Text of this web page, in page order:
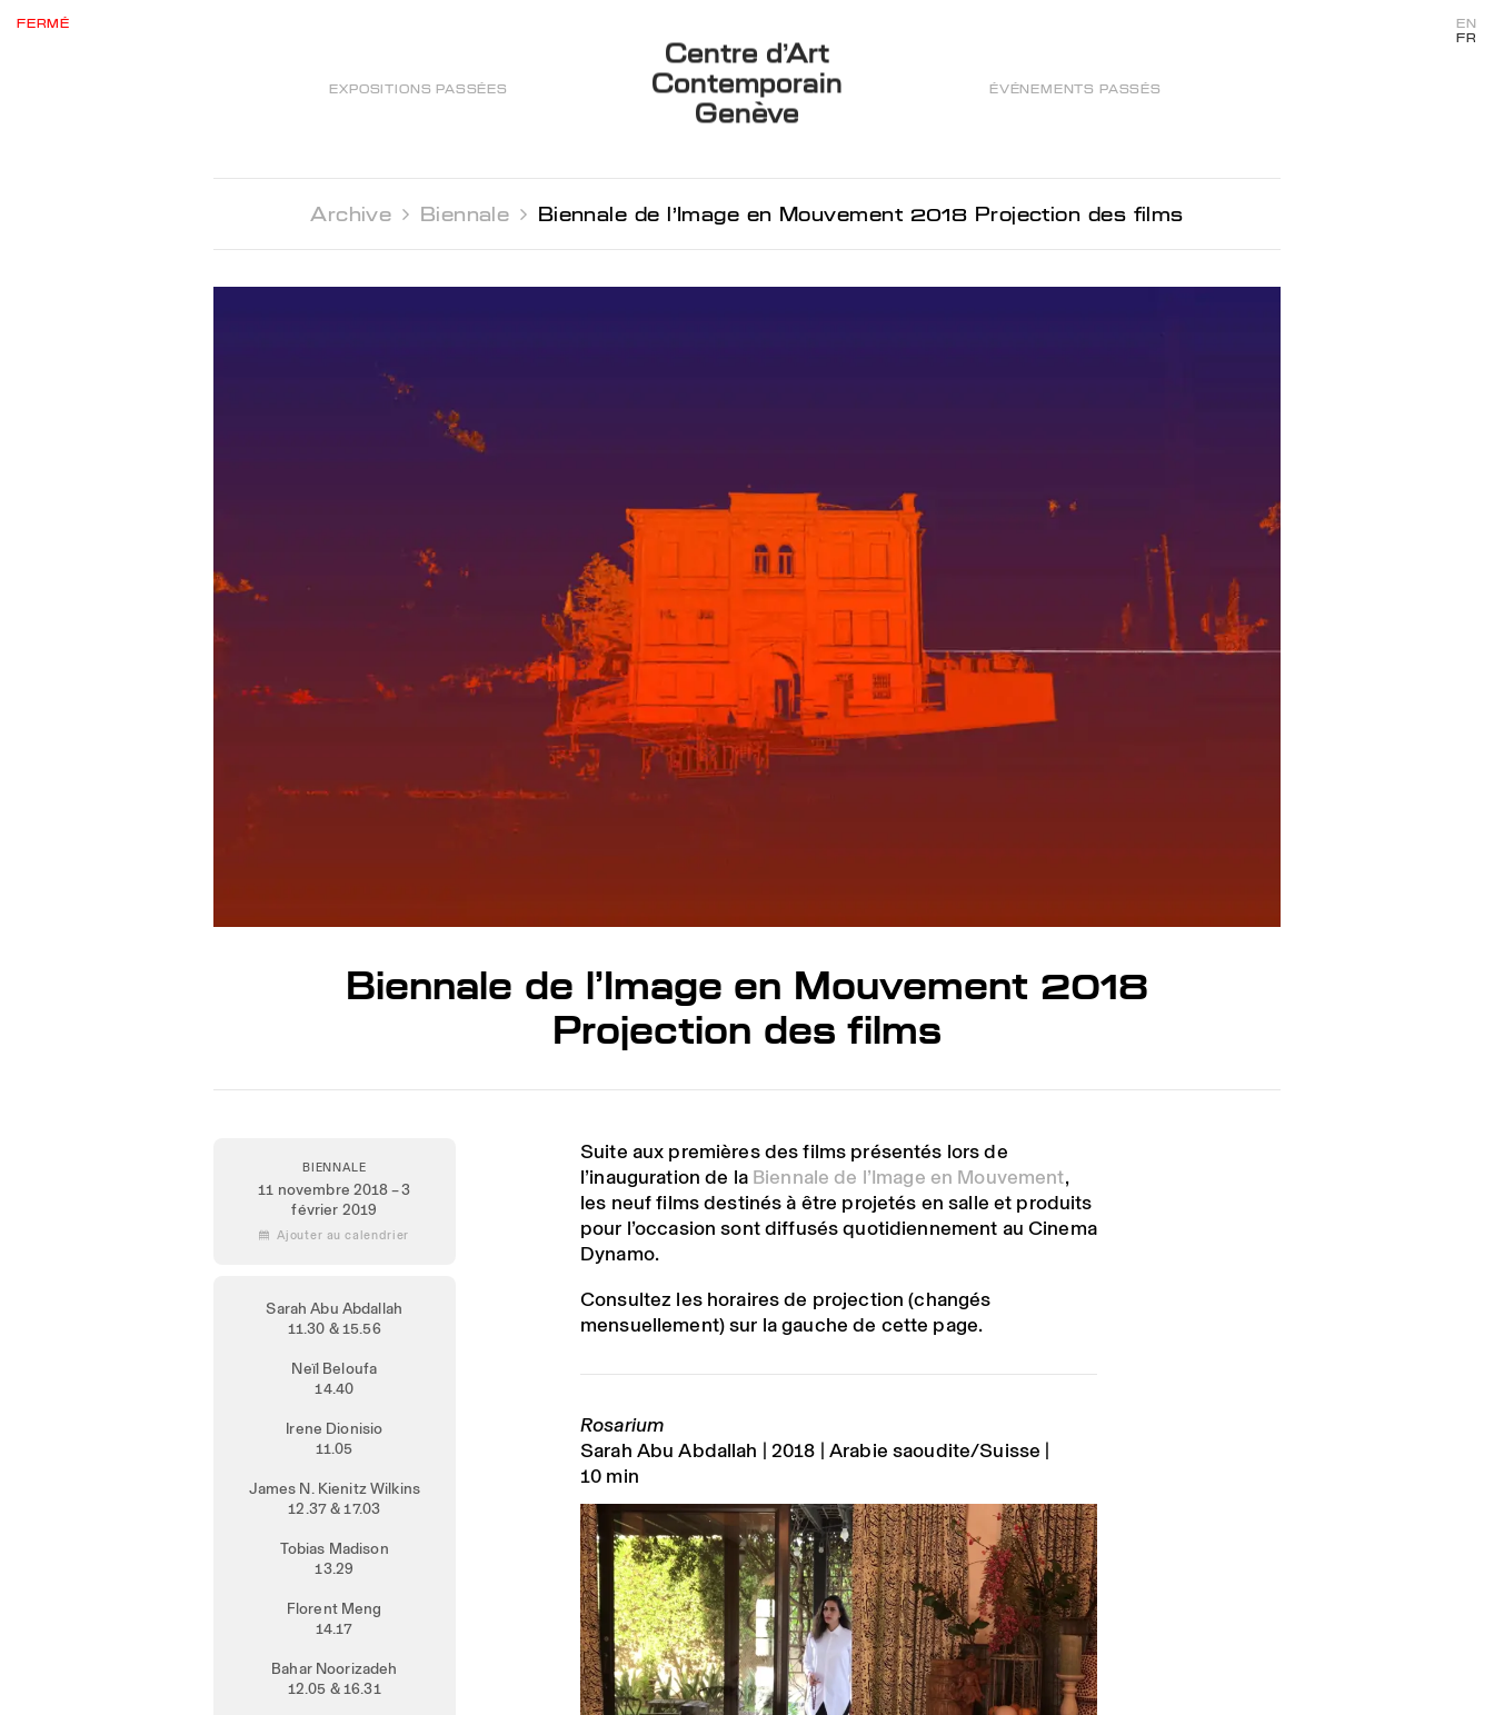
FERMÉ
EXPOSITIONS PASSÉES
Centre d’Art
Contemporain
Genève
ÉVÉNEMENTS PASSÉS
EN
FR
Archive  Biennale  Biennale de l'Image en Mouvement 2018 Projection des films
Biennale de l’Image en Mouvement 2018
Projection des films
BIENNALE
11 novembre 2018 – 3
février 2019
 Ajouter au calendrier
Sarah Abu Abdallah
11.30 & 15.56
Neïl Beloufa
14.40
Irene Dionisio
11.05
James N. Kienitz Wilkins
12.37 & 17.03
Tobias Madison
13.29
Florent Meng
14.17
Bahar Noorizadeh
12.05 & 16.31
Suite aux premières des films présentés lors de
l’inauguration de laBiennale de l’Image en Mouvement,
les neuf films destinés à être projetés en salle et produits
pour l’occasion sont diffusés quotidiennement au Cinema
Dynamo.
Consultez les horaires de projection (changés
mensuellement) sur la gauche de cette page.
Rosarium
Sarah Abu Abdallah 2018 Arabie saoudite/Suisse
10 min